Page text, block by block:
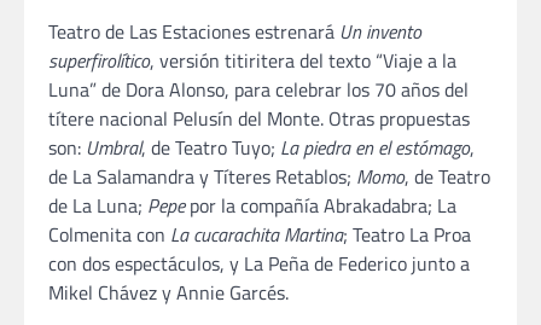
Teatro de Las Estaciones estrenará Un invento
superfirolítico, versión titiritera del texto “Viaje a la
Luna” de Dora Alonso, para celebrar los 70 años del
títere nacional Pelusín del Monte. Otras propuestas
son: Umbral, de Teatro Tuyo; La piedra en el estómago,
de La Salamandra y Títeres Retablos; Momo, de Teatro
de La Luna; Pepepor la compañía Abrakadabra; La
Colmenita con La cucarachita Martina; Teatro La Proa
con dos espectáculos, y La Peña de Federico junto a
Mikel Chávez y Annie Garcés.